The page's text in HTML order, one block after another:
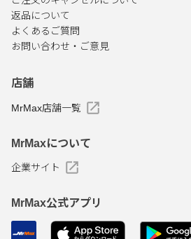
返品について
よくあるご質問
お問い合わせ・ご意見
店舗
MrMax店舗一覧
MrMaxについて
企業サイト
MrMax公式アプリ